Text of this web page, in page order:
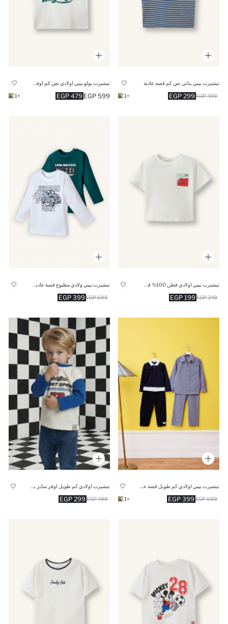
تيشيرت بيبي بناتي نص كم قصة عادية
299 EGP 499 EGP
+1
تيشيرت بولو بيبي اولادي نص كم اوفر سايز
479 EGP 599 EGP
+1
199 EGP 349 EGP
399 EGP 699 EGP
399 EGP 699 EGP
+1
299 EGP 499 EGP